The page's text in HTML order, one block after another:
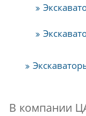
В компании